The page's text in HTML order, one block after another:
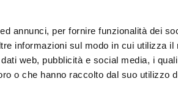
annunci, per fornire funzionalità dei
informazioni sul modo in cui utilizza il
web, pubblicità e social media, i
o che hanno raccolto dal suo utilizzo
- 21 AOÛ 2026
DANS LA VENA